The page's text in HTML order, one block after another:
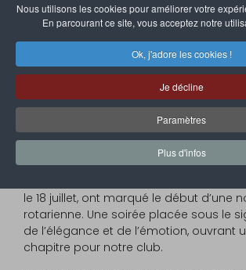
Nous utilisons les cookies pour améliorer votre
En parcourant ce site, vous acceptez notre
Ok, j'adore les cookies !
Je décline
Paramètres
Plus d'infos
Rotary Club de Saint-Martin Nord
7 Décembre 2025
Clics :
En cette période festive propice au
gratitude, le Rotary Club Saint-Martin
à découvrir en photos un temps fort
n’avions pas encore eu l’occasion de
le 18 juillet, ont marqué le début d’une
rotarienne. Une soirée placée sous le
de l’élégance et de l’émotion, ouvrant
chapitre pour notre club.